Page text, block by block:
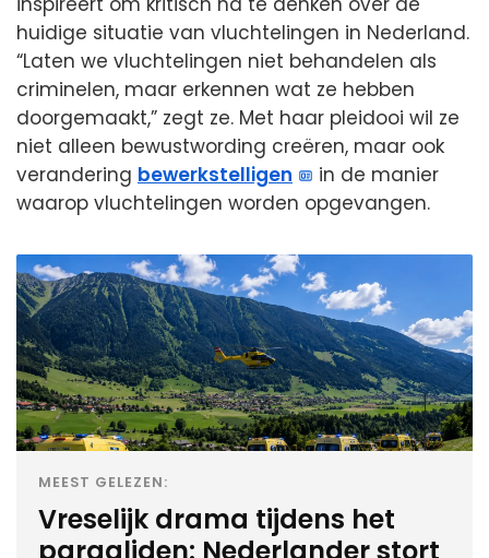
huidige situatie van vluchtelingen in Nederland.
“Laten we vluchtelingen niet behandelen als
criminelen, maar erkennen wat ze hebben
doorgemaakt,” zegt ze. Met haar pleidooi wil ze
niet alleen bewustwording creëren, maar ook
verandering bewerkstelligen
in de manier
waarop vluchtelingen worden opgevangen.
MEEST GELEZEN:
Vreselijk drama tijdens het
paragliden: Nederlander stort